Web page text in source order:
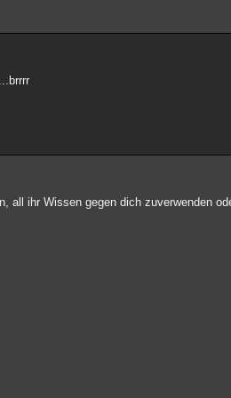
all ihr Wissen gegen dich zuverwenden